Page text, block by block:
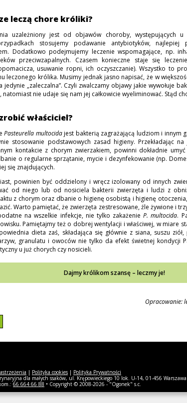
leczą chore króliki?
uzależniony jest od objawów choroby, występujących u
stosujemy podawanie antybiotyków, najlepiej
Dodatkowo podejmujemy leczenie wspomagające, np.
przeciwzapalnych. Czasem konieczne staje się
usuwanie ropni, ich oczyszczanie). Wszystko to
leczonego królika. Musimy jednak jasno napisać, że w
jedynie „zaleczalna”. Czyli zwalczamy objawy jakie wywołuje
natomiast nie udaje się nam jej całkowicie wyeliminować. Stąd
właściciel?
Pasteurella multocidajest bakterią zagrażającą ludziom i innym
stosowanie podstawowych zasad higieny. Przekładając
kontakcie z chorym zwierzakiem, powinni dokładnie
o regularne sprzątanie, mycie i dezynfekowanie (np.
się znajdujących.
powinien być oddzielony i wręcz izolowany od innych
od niego lub od nosiciela bakterii zwierzęta i ludzi z
z chorym oraz dbanie o higienę osobistą i higienę
Warto pamiętać, że zwierzęta zestresowane, źle żywione i
na wszelkie infekcje, nie tylko zakażenieP. multocida.
Pamiętajmy też o dobrej wentylacji i właściwej, w miare
dieta zaś, składająca się głównie z siana, suszu
granulatu i owoców nie tylko da efekt świetnej kondycji
u już chorych czy nosicieli.
Dajmy królikom szansę – leczmy je!
Opracowanie:
| Polityka cookies | Polityka Prywatności
dla małych ssaków, ul. Krępowieckiego 10 lok. U-14, 01-456 Warszawa
66 664 66 88 • Copyright © 2008-2026 - "Ogonek" s.c.